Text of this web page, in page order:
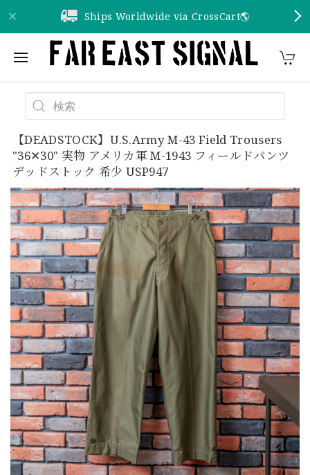
Ships Worldwide via CrossCart🌎️
【DEADSTOCK】U.S.Army M-43 Field Trousers
"36✕30" 実物 アメリカ軍 M-1943 フィールドパンツ
デッドストック 希少 USP947